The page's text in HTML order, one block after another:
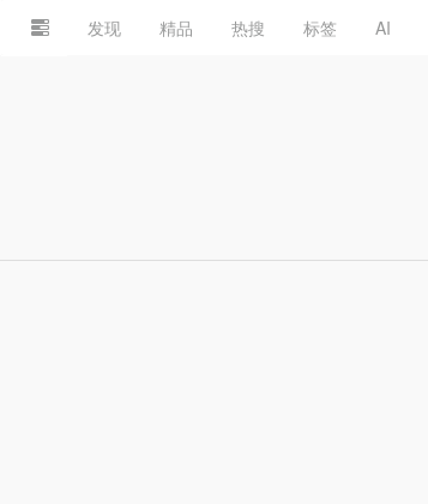
发现 精品 热搜 标签 AI